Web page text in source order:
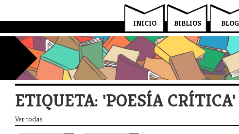
BLOG
BIBLIOS
INICIO
ETIQUETA: 'POESÍA CRÍTICA'
Ver todas